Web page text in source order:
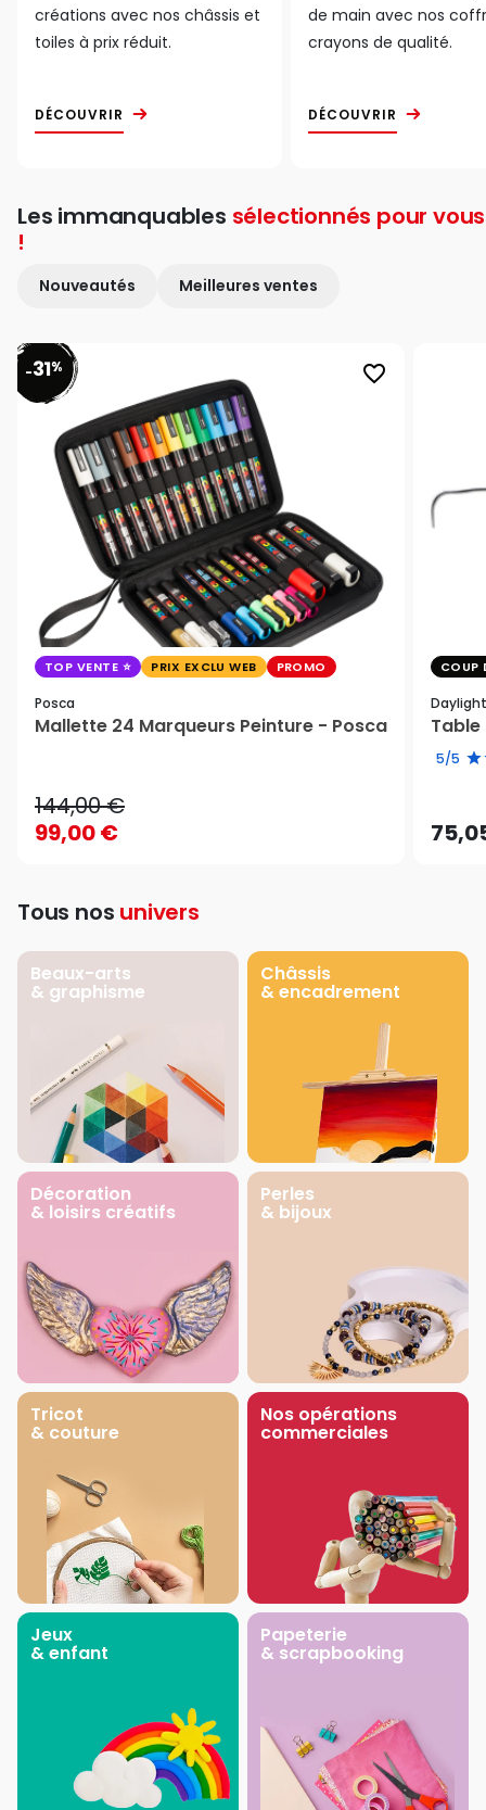
créations avec nos châssis et
toiles à prix réduit.
DÉCOUVRIR
de main avec nos
crayons de qualité.
DÉCOUVRIR
Les immanquables sélectionnés pour vous
!
Nouveautés Meilleures ventes
favorite_border
-31%
TOP VENTE PRIX EXCLU WEB PROMO
Posca
Mallette 24 Marqueurs Peinture - Posca
144,00 €
99,00 €
COUP
Daylight
Table
5/5
Tous nos univers
Beaux-arts
& graphisme
Châssis
& encadrement
Décoration
& loisirs créatifs
Perles
& bijoux
Tricot
& couture
Nos opérations
commerciales
Jeux
& enfant
Papeterie
& scrapbooking